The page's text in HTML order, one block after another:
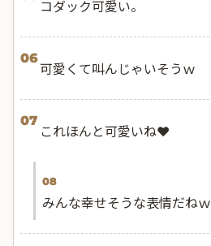
コダック可愛い。
06
可愛くて叫んじゃいそうｗ
07
これほんと可愛いね❤️
08
みんな幸せそうな表情だねｗ